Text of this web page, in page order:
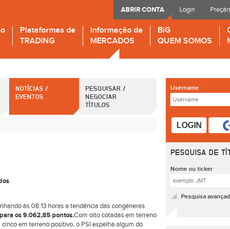
Login
ABRIR CONTA
Plataformas de
TRADING
Informação de
MERCADOS
BiG
QUEM SOMOS
NOTÍCIAS /
EVENTOS
PESQUISAR /
NEGOCIAR
TÍTULOS
às 08:13 horas a tendência das congéneres
os 9.062,85 pontos.Com oito cotadas em terreno
em terreno positivo, o PSI espelha algum do
Username
LOGIN
PESQUISA DE
Nome ou ticker
Pesquisa